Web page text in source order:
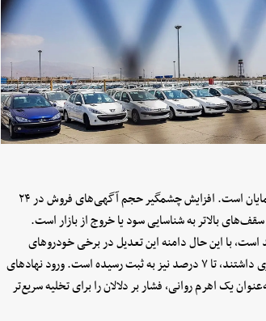
در سطح میدانی، این چرخش روند در داده‌های معاملاتی به‌روشنی نمایان است. افزایش چشمگیر حجم آگهی‌های فروش در ۲۴
بالاتر به شناسایی سود یا خروج از بازار است.
جاری حاکی از اصلاح قیمت‌ها با متوسط ۰.۵ تا ۲ درصد است، با این حال دامنه این تعدیل در برخی خودروهای
داخلی تا ۵ درصد و در خودروهای مونتاژی که حباب قیمتی شدیدتری داشتند، تا ۷ درصد نیز به ثبت رسیده است. ورود نهادهای
یک اهرم روانی، فشار بر دلالان را برای تخلیه سریع‌تر